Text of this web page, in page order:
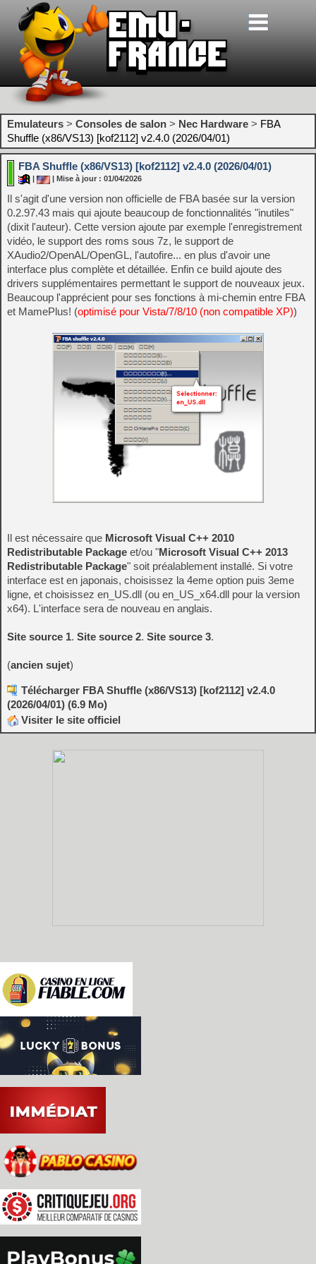
Emulateurs > Consoles de salon > Nec Hardware > FBA
Shuffle (x86/VS13) [kof2112] v2.4.0 (2026/04/01)
FBA Shuffle (x86/VS13) [kof2112] v2.4.0 (2026/04/01)
| Mise à jour : 01/04/2026
Il s'agit d'une version non officielle de FBA basée sur la version
0.2.97.43 mais qui ajoute beaucoup de fonctionnalités "inutiles"
(dixit l'auteur). Cette version ajoute par exemple l'enregistrement
vidéo, le support des roms sous 7z, le support de
XAudio2/OpenAL/OpenGL, l'autofire... en plus d'avoir une
interface plus complète et détaillée. Enfin ce build ajoute des
drivers supplémentaires permettant le support de nouveaux jeux.
Beaucoup l'apprécient pour ses fonctions à mi-chemin entre FBA
et MamePlus! (optimisé pour Vista/7/8/10 (non compatible XP))
Il est nécessaire que Microsoft Visual C++ 2010
Redistributable Package et/ou "Microsoft Visual C++ 2013
Redistributable Package" soit préalablement installé. Si votre
interface est en japonais, choisissez la 4eme option puis 3eme
ligne, et choisissez en_US.dll (ou en_US_x64.dll pour la version
x64). L'interface sera de nouveau en anglais.
Site source 1. Site source 2. Site source 3.
(ancien sujet)
Télécharger FBA Shuffle (x86/VS13) [kof2112] v2.4.0
(2026/04/01) (6.9 Mo)
Visiter le site officiel